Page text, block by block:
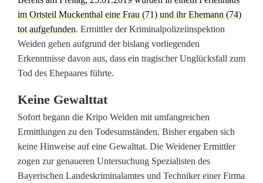
k
e
n
t
n
i
s
im Ortsteil Muckenthal eine Frau (71) und ihr Ehemann (74)
tot aufgefunden. Ermittler der Kriminalpolizeiinspektion
Weiden gehen aufgrund der bislang vorliegenden
Erkenntnisse davon aus, dass ein tragischer Unglücksfall zum
Tod des Ehepaares führte.
Keine Gewalttat
Sofort begann die Kripo Weiden mit umfangreichen
Ermittlungen zu den Todesumständen. Bisher ergaben sich
keine Hinweise auf eine Gewalttat. Die Weidener Ermittler
zogen zur genaueren Untersuchung Spezialisten des
Bayerischen Landeskriminalamtes und Techniker einer Firma